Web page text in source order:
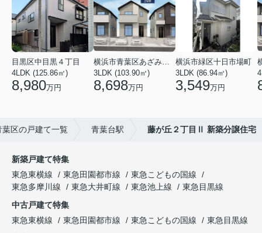
目黒区中目黒４丁目
4LDK (125.86㎡)
8,980万円
横浜市青葉区あざみ野南４丁目
3LDK (103.90㎡)
8,698万円
横浜市緑区十日市場町
3LDK (86.94㎡)
3,549万円
葉区の戸建て一覧 青葉台駅 藤が丘２丁目Ⅱ 新築分譲住宅
新築戸建て特集
東急東横線
東急田園都市線
東急こどもの国線
東急多摩川線
東急大井町線 東急池上線
東急目黒線
中古戸建て特集
東急東横線
東急田園都市線 東急こどもの国線
東急目黒線